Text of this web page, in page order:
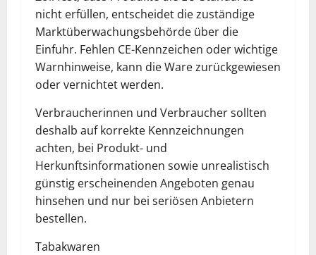
nicht erfüllen, entscheidet die zuständige
Marktüberwachungsbehörde über die
Einfuhr. Fehlen CE-Kennzeichen oder wichtige
Warnhinweise, kann die Ware zurückgewiesen
oder vernichtet werden.
Verbraucherinnen und Verbraucher sollten
deshalb auf korrekte Kennzeichnungen
achten, bei Produkt- und
Herkunftsinformationen sowie unrealistisch
günstig erscheinenden Angeboten genau
hinsehen und nur bei seriösen Anbietern
bestellen.
Tabakwaren